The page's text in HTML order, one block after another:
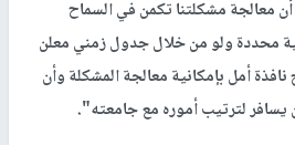
معالجة مشكلتنا تكمن في السماح
محددة ولو من خلال جدول زمني معلن
أمل بإمكانية معالجة المشكلة وأن
لترتيب أموره مع جامعته".